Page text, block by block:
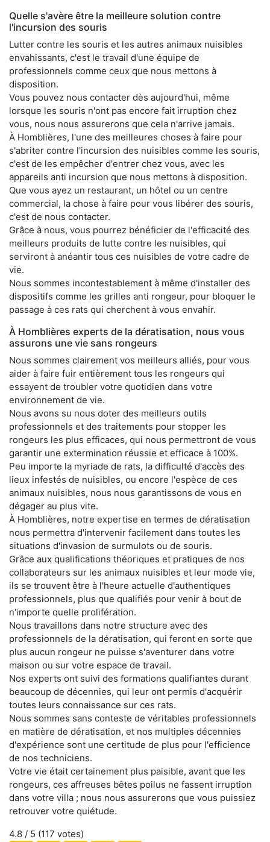
Quelle s'avère être la meilleure solution contre
l'incursion des souris
Lutter contre les souris et les autres animaux nuisibles
envahissants, c'est le travail d'une équipe de
professionnels comme ceux que nous mettons à
disposition.
Vous pouvez nous contacter dès aujourd'hui, même
lorsque les souris n'ont pas encore fait irruption chez
vous, nous nous assurerons que cela n'arrive jamais.
À Homblières, l'une des meilleures choses à faire pour
s'abriter contre l'incursion des nuisibles comme les souris,
c'est de les empêcher d'entrer chez vous, avec les
appareils anti incursion que nous mettons à disposition.
Que vous ayez un restaurant, un hôtel ou un centre
commercial, la chose à faire pour vous libérer des souris,
c'est de nous contacter.
Grâce à nous, vous pourrez bénéficier de l'efficacité des
meilleurs produits de lutte contre les nuisibles, qui
serviront à anéantir tous ces nuisibles de votre cadre de
vie.
Nous sommes incontestablement à même d'installer des
dispositifs comme les grilles anti rongeur, pour bloquer le
passage à ces rats qui cherchent à vous envahir.
À Homblières experts de la dératisation, nous vous
assurons une vie sans rongeurs
Nous sommes clairement vos meilleurs alliés, pour vous
aider à faire fuir entièrement tous les rongeurs qui
essayent de troubler votre quotidien dans votre
environnement de vie.
Nous avons su nous doter des meilleurs outils
professionnels et des traitements pour stopper les
rongeurs les plus efficaces, qui nous permettront de vous
garantir une extermination réussie et efficace à 100%.
Peu importe la myriade de rats, la difficulté d'accès des
lieux infestés de nuisibles, ou encore l'espèce de ces
animaux nuisibles, nous nous garantissons de vous en
dégager au plus vite.
À Homblières, notre expertise en termes de dératisation
nous permettra d'intervenir facilement dans toutes les
situations d'invasion de surmulots ou de souris.
Grâce aux qualifications théoriques et pratiques de nos
collaborateurs sur les animaux nuisibles et leur mode vie,
ils se trouvent être à l'heure actuelle d'authentiques
professionnels, plus que qualifiés pour venir à bout de
n'importe quelle prolifération.
Nous travaillons dans notre structure avec des
professionnels de la dératisation, qui feront en sorte que
plus aucun rongeur ne puisse s'aventurer dans votre
maison ou sur votre espace de travail.
Nos experts ont suivi des formations qualifiantes durant
beaucoup de décennies, qui leur ont permis d'acquérir
toutes leurs connaissance sur ces rats.
Nous sommes sans conteste de véritables professionnels
en matière de dératisation, et nos multiples décennies
d'expérience sont une certitude de plus pour l'efficience
de nos techniciens.
Votre vie était certainement plus paisible, avant que les
rongeurs, ces affreuses bêtes poilus ne fassent irruption
dans votre villa ; nous nous assurerons que vous puissiez
retrouver votre quiétude.
4.8 / 5 (117 votes)